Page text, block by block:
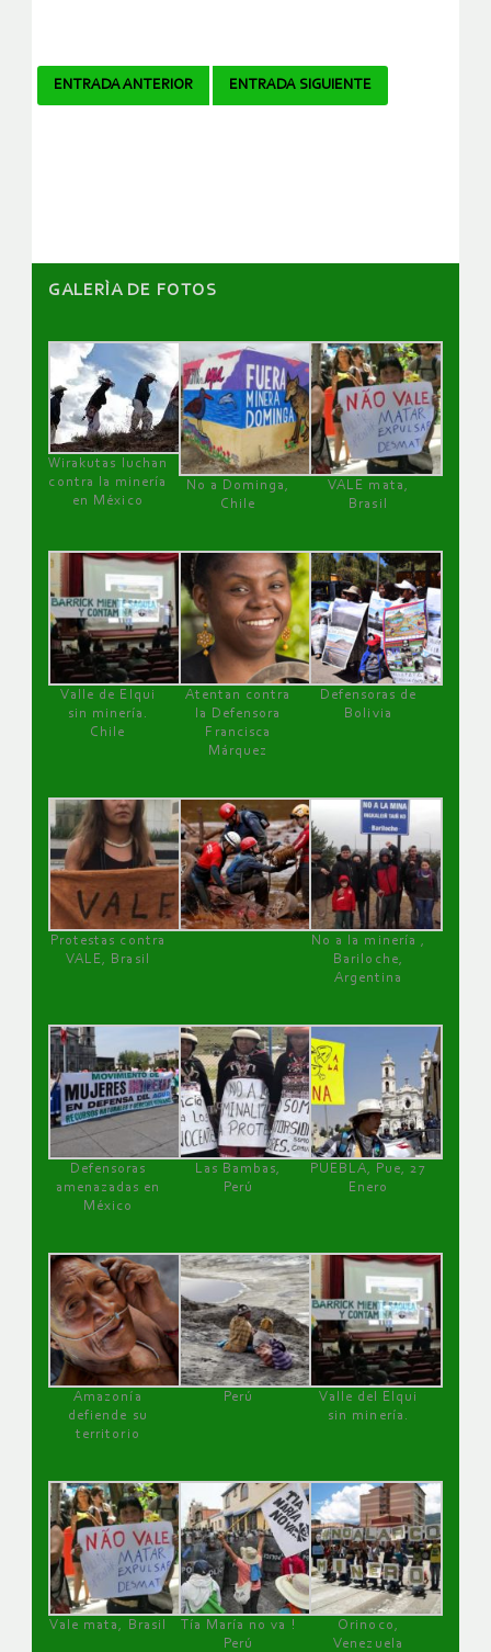
Navegador
ENTRADA ANTERIOR ENTRADA SIGUIENTE
GALERÌA DE FOTOS
Wirakutas luchan
contra la minería
en México
No a Dominga,
Chile
VALE mata,
Brasil
Valle de Elqui
sin minería.
Chile
Atentan contra
la Defensora
Francisca
Márquez
Defensoras de
Bolivia
Protestas contra
VALE, Brasil
No a la minería ,
Bariloche,
Argentina
Defensoras
amenazadas en
México
Las Bambas,
Perú
PUEBLA, Pue, 27
Enero
Amazonía
defiende su
territorio
Perú
Valle del Elqui
sin minería.
Vale mata, Brasil
Tía María no va !
Perú
Orinoco,
Venezuela